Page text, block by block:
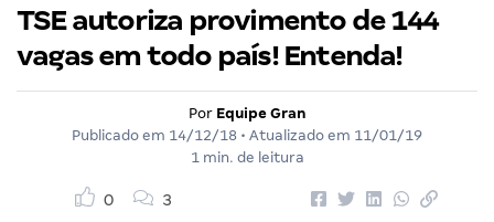
TSE autoriza provimento de 144
vagas em todo país! Entenda!
Por Equipe Gran
Publicado em 14/12/18 • Atualizado em 11/01/19
1 min. de leitura
0 3